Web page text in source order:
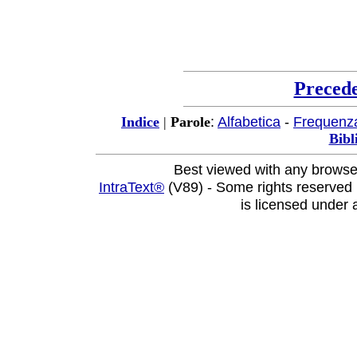
Indice | Parole: Alfabetica -
Best viewed with any
IntraText® (V89) - Some rights
is licensed under